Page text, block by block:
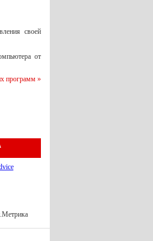
своей
от
программ »